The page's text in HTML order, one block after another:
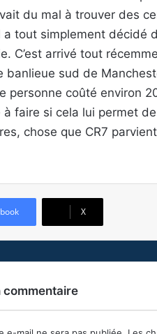
du mal à trouver des
a tout simplement décidé
C’est arrivé tout
banlieue sud de
personne coûté environ
à faire si cela lui permet
chose que CR7
X
commentaire